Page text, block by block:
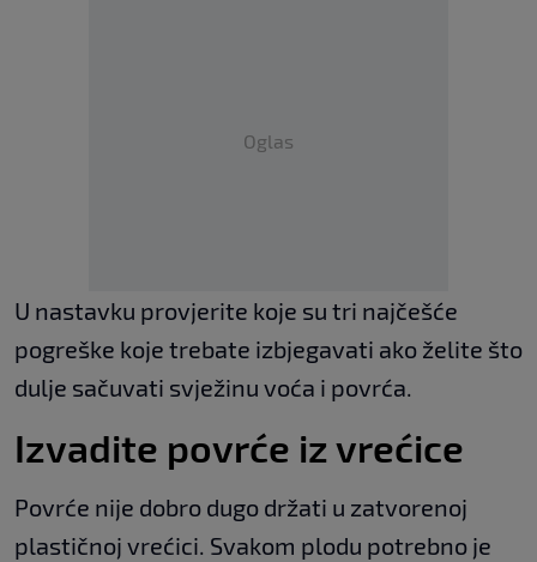
Oglas
U nastavku provjerite koje su tri najčešće
pogreške koje trebate izbjegavati ako želite što
dulje sačuvati svježinu voća i povrća.
Izvadite povrće iz vrećice
Povrće nije dobro dugo držati u zatvorenoj
plastičnoj vrećici. Svakom plodu potrebno je